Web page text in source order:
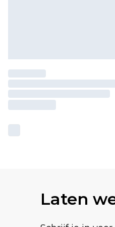
Laten